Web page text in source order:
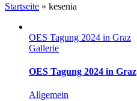
Startseite » kesenia
OES Tagung 2024 in Graz
Gallerie
OES Tagung 2024 in Graz
Allgemein